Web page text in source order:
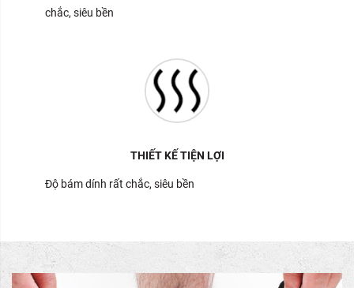
chắc, siêu bền
THIẾT KẾ TIỆN LỢI
Độ bám dính rất chắc, siêu bền